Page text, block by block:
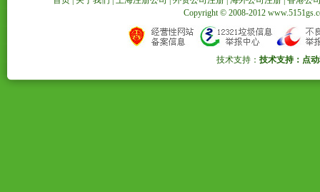
Copyright © 2008-2012
技术支持： 技术支持：点